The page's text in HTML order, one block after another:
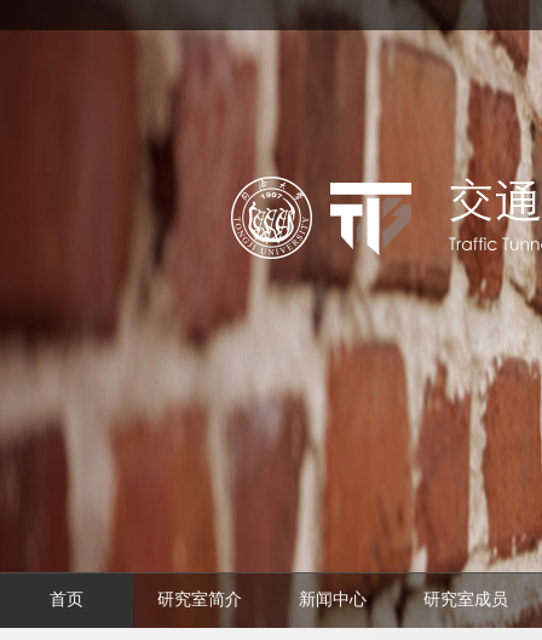
首页 研究室简介 新闻中心 研究室成员